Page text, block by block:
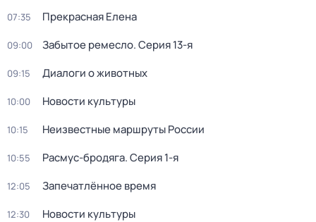
07:35 Прекрасная Елена
09:00 Забытое ремесло. Серия 13-я
09:15 Диалоги о животных
10:00 Новости культуры
10:15 Неизвестные маршруты России
10:55 Расмус-бродяга. Серия 1-я
12:05 Запечатлённое время
12:30 Новости культуры